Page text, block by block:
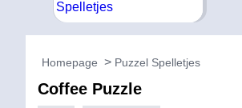
Homepage Puzzel Spelletjes
Coffee Puzzle